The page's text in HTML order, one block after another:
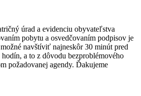
úrad a evidenciu obyvateľstva
pobytu a osvedčovaním podpisov je
navštíviť najneskôr 30 minút pred
a to z dôvodu bezproblémového
požadovanej agendy. Ďakujeme